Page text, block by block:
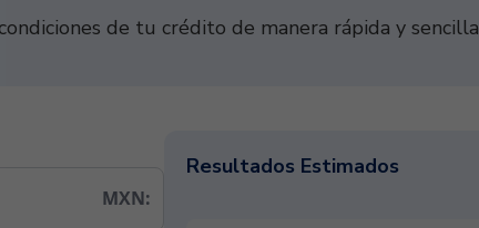
de tu crédito de manera rápida y sencilla
MXN:
Resultados Estimados